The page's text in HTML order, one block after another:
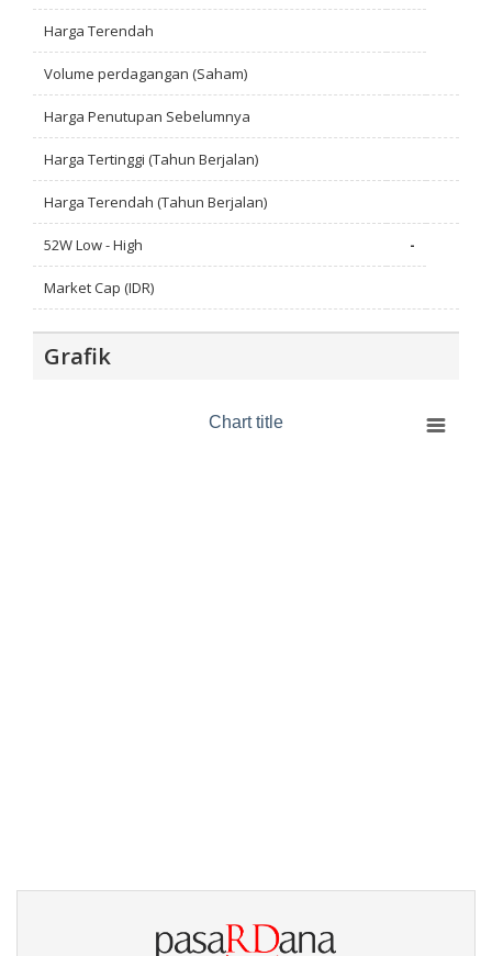
Harga Terendah
Volume perdagangan (Saham)
Harga Penutupan Sebelumnya
Harga Tertinggi (Tahun Berjalan)
Harga Terendah (Tahun Berjalan)
52W Low - High -
Market Cap (IDR)
Grafik
Chart title